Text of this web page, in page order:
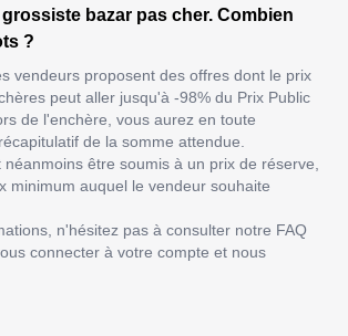
bazar pas cher. Combien
?
vendeurs proposent des offres dont le prix
peut aller jusqu'à -98% du Prix Public
de l'enchère, vous aurez en toute
de la somme attendue.
néanmoins être soumis à un prix de réserve,
minimum auquel le vendeur souhaite
n'hésitez pas à consulter notre FAQ
connecter à votre compte et nous